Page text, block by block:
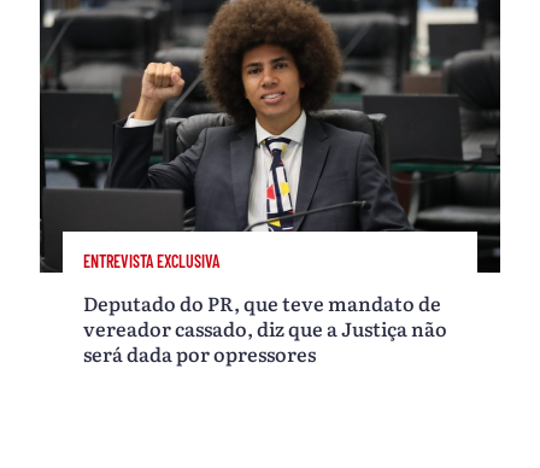
ENTREVISTA EXCLUSIVA
Deputado do PR, que teve mandato de
vereador cassado, diz que a Justiça não
será dada por opressores